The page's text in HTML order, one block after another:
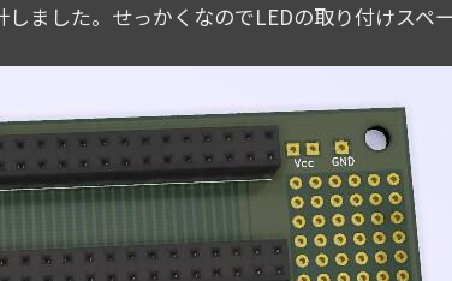
ました。せっかくなのでLEDの取り付けスペ